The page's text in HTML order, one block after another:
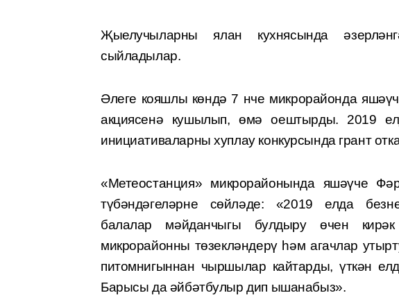
Җыелучыларны ялан кухнясында
сыйладылар.
Әлеге кояшлы көндә 7 нче микрорайонда
акциясенә кушылып, өмә оештырды. 2019
инициативаларны хуплау конкурсында грант
«Метеостанция» микрорайонында яшәүче
түбәндәгеләрне сөйләде: «2019 елда
балалар мәйданчыгы булдыру өчен
микрорайонны төзекләндерү һәм агачлар
питомнигыннан чыршылар кайтарды, үткән
Барысы да әйбәтбулыр дип ышанабыз».